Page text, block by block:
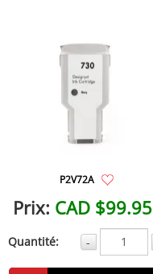
P2V72A
Prix: CAD $99.95
Quantité: -